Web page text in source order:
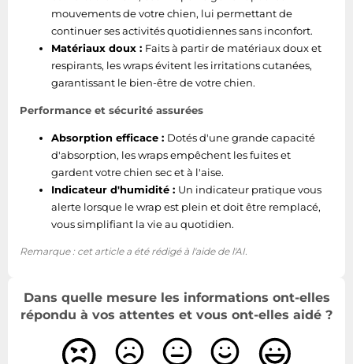
mouvements de votre chien, lui permettant de
continuer ses activités quotidiennes sans inconfort.
Matériaux doux : Faits à partir de matériaux doux et
respirants, les wraps évitent les irritations cutanées,
garantissant le bien-être de votre chien.
Performance et sécurité assurées
Absorption efficace : Dotés d'une grande capacité
d'absorption, les wraps empêchent les fuites et
gardent votre chien sec et à l'aise.
Indicateur d'humidité : Un indicateur pratique vous
alerte lorsque le wrap est plein et doit être remplacé,
vous simplifiant la vie au quotidien.
Remarque : cet article a été rédigé à l'aide de l'AI.
Dans quelle mesure les informations ont-elles
répondu à vos attentes et vous ont-elles aidé ?